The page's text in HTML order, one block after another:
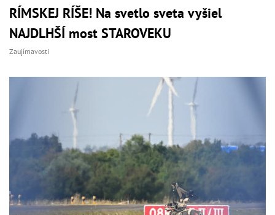
RÍMSKEJ RÍŠE! Na svetlo sveta vyšiel
NAJDLHŠÍ most STAROVEKU
Zaujímavosti